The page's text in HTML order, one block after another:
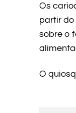
Os
partir do
sobre o
O